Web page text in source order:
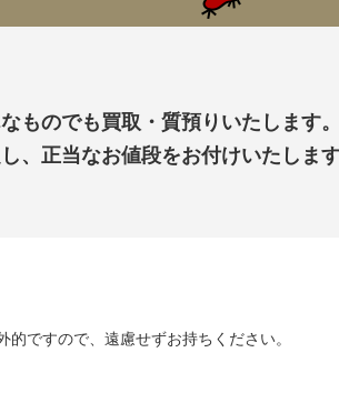
のでも買取・質預りいたします。
正当なお値段をお付けいたします
ですので、遠慮せずお持ちください。